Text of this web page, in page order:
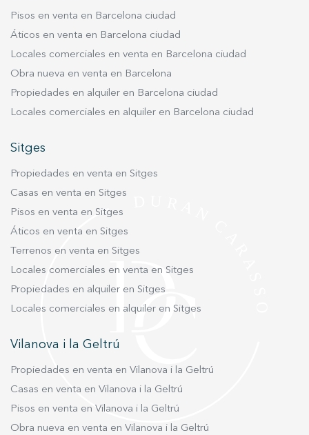
prácticamente todas las estancias de la vivienda.
Gracias a ello, salón, comedor, cocina y
durante todo el día. En la planta baja
encontramos un acogedor salón con chimenea,
un espacio con muchísima personalidad y gran
y una cocina muy funcional, con doble
de tarde. Junto a ella, una práctica zona de
comedor de diario hace que esta parte de la
casa resulte especialmente cómoda para el día
a día. En esta misma planta se ubican también
dos habitaciones y un baño. La planta superior
suite dispone de armarios empotrados, baño
privado y salida a una amplia terraza con mucha
intimidad. Además, encontramos tres
terraza con vistas al jardín y, al final del pasillo,
La vivienda está para actualizar, pero ofrece una
base arquitectónica excelente y unos espacios
realmente agradables, llenos de luz y con
muchísimas posibilidades para convertirla en
Pisos en venta en Barcelona ciudad
Áticos en venta en Barcelona ciudad
Locales comerciales en venta en Barcelona ciudad
Obra nueva en venta en Barcelona
Propiedades en alquiler en Barcelona ciudad
Locales comerciales en alquiler en Barcelona ciudad
Sitges
Propiedades en venta en Sitges
Casas en venta en Sitges
Pisos en venta en Sitges
Áticos en venta en Sitges
Terrenos en venta en Sitges
Locales comerciales en venta en Sitges
Propiedades en alquiler en Sitges
Locales comerciales en alquiler en Sitges
Vilanova i la Geltrú
Propiedades en venta en Vilanova i la Geltrú
Casas en venta en Vilanova i la Geltrú
Pisos en venta en Vilanova i la Geltrú
Obra nueva en venta en Vilanova i la Geltrú